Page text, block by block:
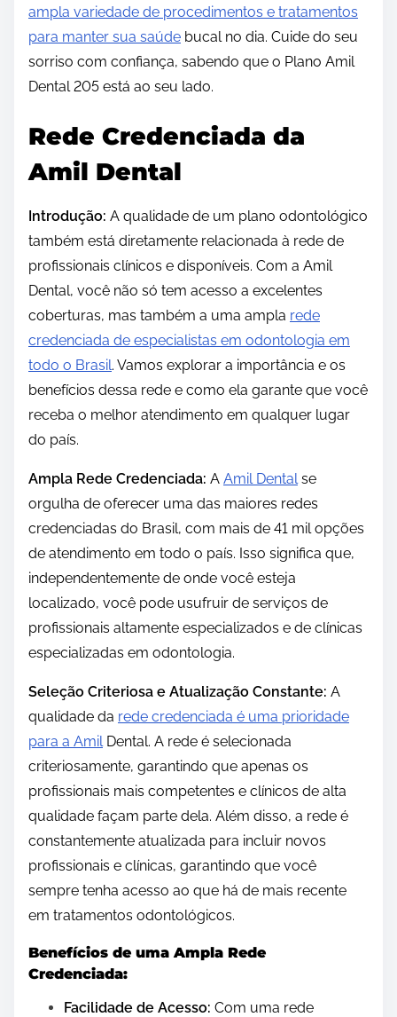
ampla variedade de procedimentos e tratamentos
para manter sua saúde bucal no dia. Cuide do seu
sorriso com confiança, sabendo que o Plano Amil
Dental 205 está ao seu lado.
Rede Credenciada da
Amil Dental
Introdução: A qualidade de um plano odontológico
também está diretamente relacionada à rede de
profissionais clínicos e disponíveis. Com a Amil
Dental, você não só tem acesso a excelentes
coberturas, mas também a uma ampla rede
credenciada de especialistas em odontologia em
todo o Brasil. Vamos explorar a importância e os
benefícios dessa rede e como ela garante que você
receba o melhor atendimento em qualquer lugar
do país.
Ampla Rede Credenciada: A Amil Dentalse
orgulha de oferecer uma das maiores redes
credenciadas do Brasil, com mais de 41 mil opções
de atendimento em todo o país. Isso significa que,
independentemente de onde você esteja
localizado, você pode usufruir de serviços de
profissionais altamente especializados e de clínicas
especializadas em odontologia.
Seleção Criteriosa e Atualização Constante: A
qualidade da rede credenciada é uma prioridade
para a AmilDental. A rede é selecionada
criteriosamente, garantindo que apenas os
profissionais mais competentes e clínicos de alta
qualidade façam parte dela. Além disso, a rede é
constantemente atualizada para incluir novos
profissionais e clínicas, garantindo que você
sempre tenha acesso ao que há de mais recente
em tratamentos odontológicos.
Benefícios de uma Ampla Rede
Credenciada:
Facilidade de Acesso: Com uma rede